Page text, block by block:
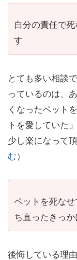
自分の責任で
す
とても多い相談
っているのは、
くなったペット
トを愛していた
少し楽になって
む ）
ペットを死な
ち直ったきっか
後悔している理